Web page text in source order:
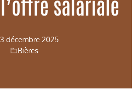
salariale
décembre 2025
Bières